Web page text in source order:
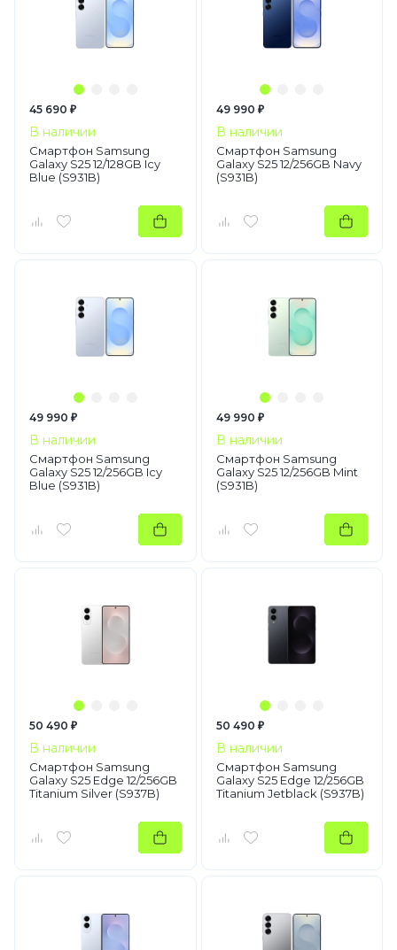
45 690 ₽
В наличии
Смартфон Samsung
Galaxy S25 12/128GB Icy
Blue (S931B)
49 990 ₽
В наличии
Смартфон Samsung
Galaxy S25 12/256GB Navy
(S931B)
49 990 ₽
В наличии
Смартфон Samsung
Galaxy S25 12/256GB Icy
Blue (S931B)
49 990 ₽
В наличии
Смартфон Samsung
Galaxy S25 12/256GB Mint
(S931B)
50 490 ₽
В наличии
Смартфон Samsung
Galaxy S25 Edge 12/256GB
Titanium Silver (S937B)
50 490 ₽
В наличии
Смартфон Samsung
Galaxy S25 Edge 12/256GB
Titanium Jetblack (S937B)